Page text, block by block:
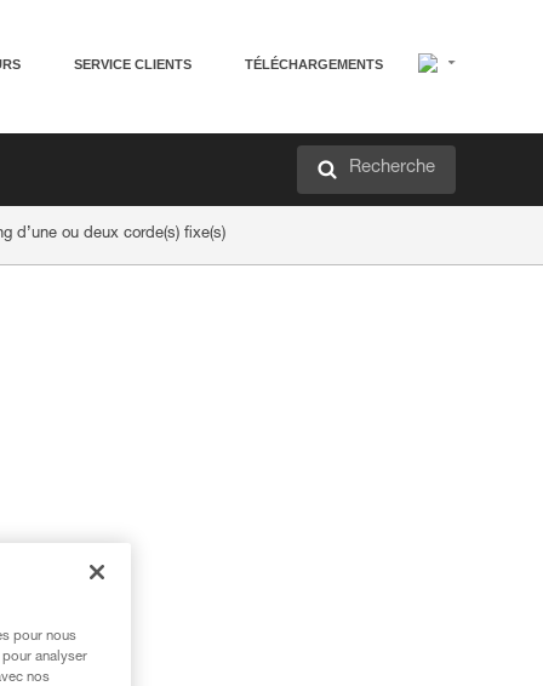
SERVICE CLIENTS TÉLÉCHARGEMENTS
Recherche
d’une ou deux corde(s) fixe(s)
pour nous
analyser
nos